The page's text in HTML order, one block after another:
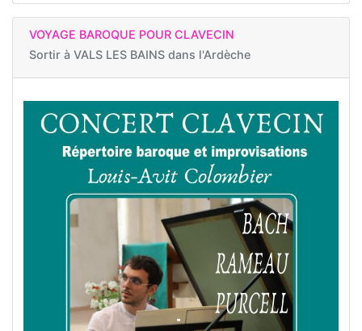
VOYAGE BAROQUE POUR CLAVECIN
Sortir à VALS LES BAINS dans l'Ardèche